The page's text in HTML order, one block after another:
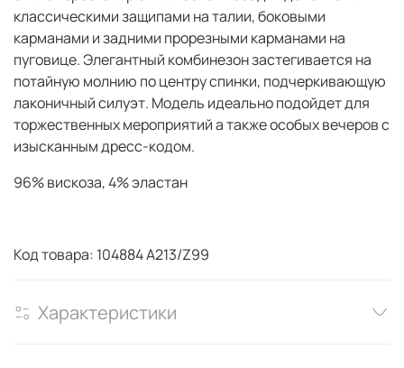
классическими защипами на талии, боковыми
карманами и задними прорезными карманами на
пуговице. Элегантный комбинезон застегивается на
потайную молнию по центру спинки, подчеркивающую
лаконичный силуэт. Модель идеально подойдет для
торжественных мероприятий а также особых вечеров с
изысканным дресс-кодом.
96% вискоза, 4% эластан
Код товара: 104884 A213/Z99
Характеристики